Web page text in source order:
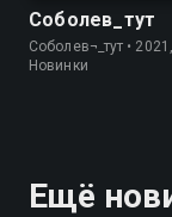
Соболев_тут
Соболев¬_тут •
Новинки
Ещё